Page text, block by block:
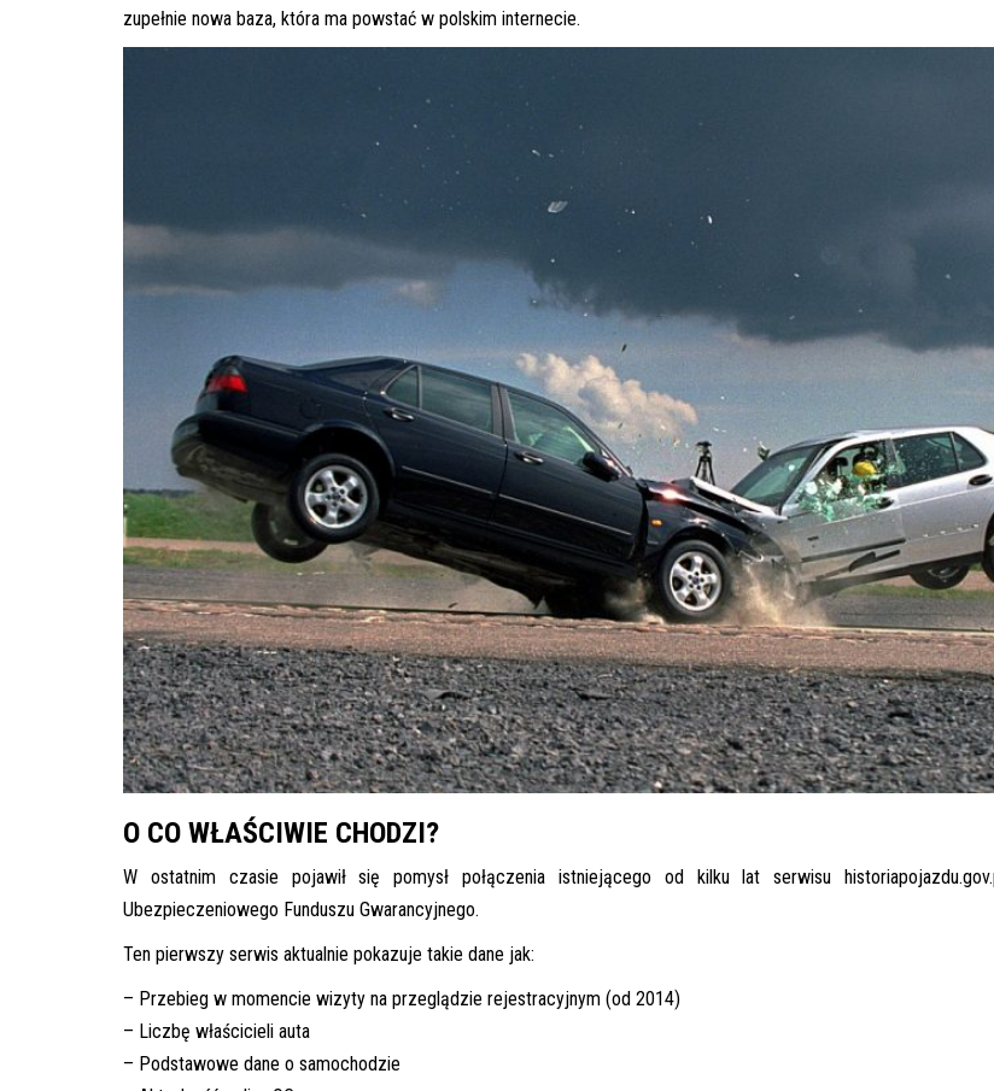
zupełnie nowa baza, która ma powstać w polskim internecie.
O CO WŁAŚCIWIE CHODZI?
W ostatnim czasie pojawił się pomysł połączenia istniejącego od kilku lat serwisu
Ubezpieczeniowego Funduszu Gwarancyjnego.
Ten pierwszy serwis aktualnie pokazuje takie dane jak:
– Przebieg w momencie wizyty na przeglądzie rejestracyjnym (od 2014)
– Liczbę właścicieli auta
– Podstawowe dane o samochodzie